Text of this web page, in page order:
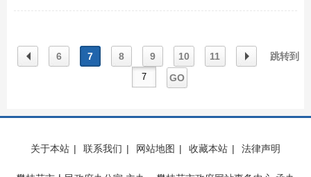
页
6 7 8 9 10 11
页
跳转到
GO
关于本站 | 联系我们 | 网站地图 | 收藏本站 | 法律声明